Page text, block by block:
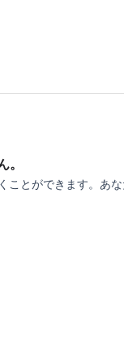
ことができます。あ